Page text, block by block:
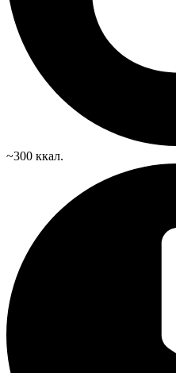
~300 ккал.